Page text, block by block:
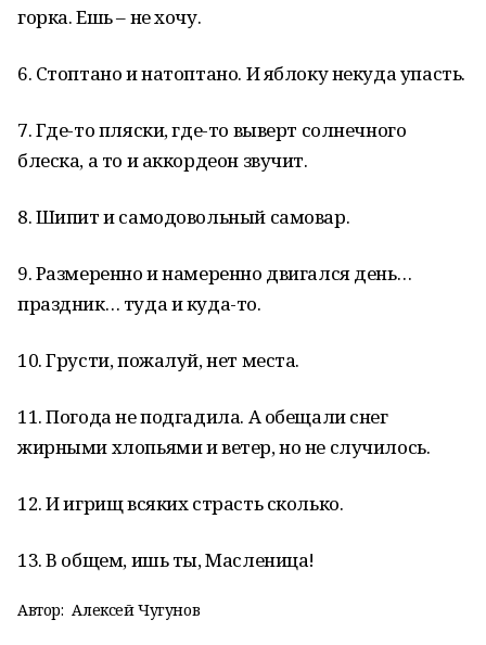
горка. Ешь – не хочу.
6. Стоптано и натоптано. И яблоку некуда упасть.
7. Где-то пляски, где-то выверт солнечного
блеска, а то и аккордеон звучит.
8. Шипит и самодовольный самовар.
9. Размеренно и намеренно двигался день…
праздник… туда и куда-то.
10. Грусти, пожалуй, нет места.
11. Погода не подгадила. А обещали снег
жирными хлопьями и ветер, но не случилось.
12. И игрищ всяких страсть сколько.
13. В общем, ишь ты, Масленица!
Автор: Алексей Чугунов